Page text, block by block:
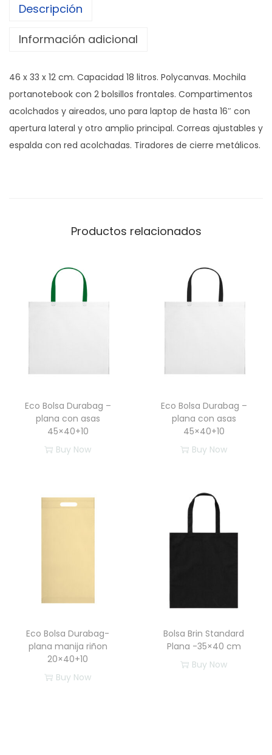
Descripción
Información adicional
46 x 33 x 12 cm. Capacidad 18 litros. Polycanvas. Mochila
portanotebook con 2 bolsillos frontales. Compartimentos
acolchados y aireados, uno para laptop de hasta 16″ con
apertura lateral y otro amplio principal. Correas ajustables y
espalda con red acolchadas. Tiradores de cierre metálicos.
Productos relacionados
Eco Bolsa Durabag –
plana con asas
45×40+10
Buy Now
Eco Bolsa Durabag –
plana con asas
45×40+10
Buy Now
Eco Bolsa Durabag-
plana manija riñon
20×40+10
Buy Now
Bolsa Brin Standard
Plana -35×40 cm
Buy Now